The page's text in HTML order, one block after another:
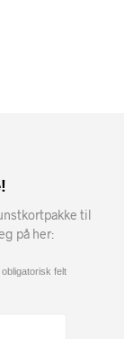
til
på her:
felt